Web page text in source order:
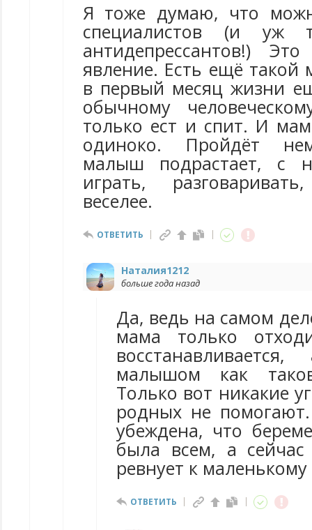
Я тоже думаю, что
специалистов (и уж
антидепрессантов!)
явление. Есть ещё такой
в первый месяц жизни
обычному
только ест и спит. И
одиноко. Пройдёт
малыш подрастает, с
играть,
веселее.
ОТВЕТИТЬ
Наталия1212
больше года назад
Да, ведь на самом
мама только
малышом как
Только вот никакие
родных не
убеждена, что
была всем, а
ревнует к маленькому
ОТВЕТИТЬ